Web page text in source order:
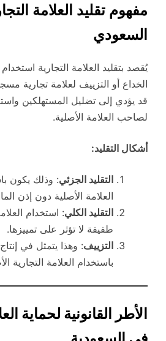
مفهوم تقليد العلامة
السعودي
يُقصد بتقليد العلامة التجارية
الخداع أو التزييف لعلامة تجارية
قد يؤدي إلى تضليل المستهلكين
لصاحب العلامة الأصلية.
أشكال التقليد:
التقليد الجزئي: وذلك يكون
العلامة الأصلية دون إذن
التقليد الكلي: استخدام
طفيفة لا تؤثر على تمييزها.
التزييف: وهذا يتمثل في
باستخدام العلامة التجارية
الأطر القانونية لحماية